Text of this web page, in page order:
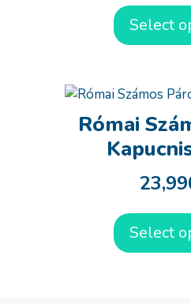
Select
Római
Select